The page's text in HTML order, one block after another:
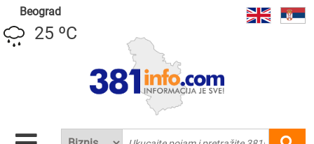
Beograd
25 ºC